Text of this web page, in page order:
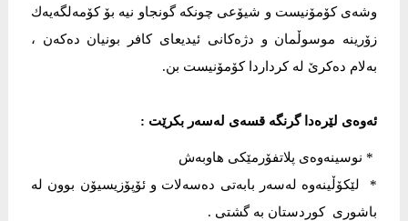
وشەی كۆمۆنیست و شیۆعی چونكە گونجاو نیە بۆ كۆمەلگەیەك
زۆرینە موسوڵمان و دژەكانی ئیدیعای كافر بونیان دەكەن ،
بەلام دەكرێ لە كرداردا كۆمۆنیست بن.
ئەوەی لێرەدا گرنگە قسەی لەسەر بكرێت :
* نوسینەوەی پلاتفۆرمێكی هاوبەش
* لێكۆڵینەوە لەسەر بابەتی دەسەلات و ئۆپۆزیسیۆن بوون لە
باشوری كوردستان بە گشتی .